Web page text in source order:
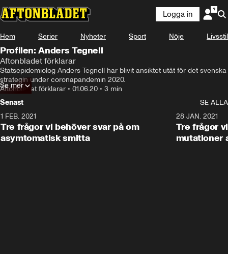
Logga in
Hem Serier Nyheter Sport Nöje Livsstil
Profilen: Anders Tegnell
Aftonbladet förklarar
Statsepidemiolog Anders Tegnell har blivit ansiktet utåt för det svenska
strategin under coronapandemin 2020.
Aftonbladet förklarar • 01.06.20 • 3 min
Se mer
Senast
SE ALLA
1 FEB. 2021
Tre frågor vi behöver svar på om
asymtomatisk smitta
28 JAN. 2021
Tre frågor
mutationer